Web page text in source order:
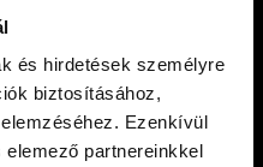
és hirdetések személyre
biztosításához,
Ezenkívül
partnereinkkel